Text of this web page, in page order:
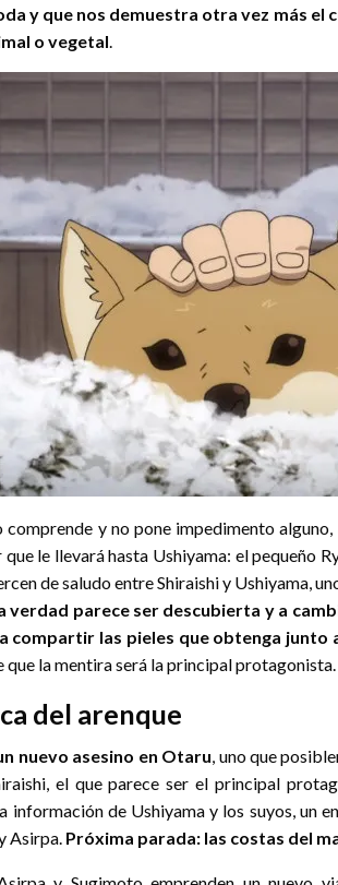
y que nos demuestra otra vez más el
o vegetal.
comprende y no pone impedimento
le llevará hasta Ushiyama: el pequeño
de saludo entre Shiraishi y Ushiyama,
verdad parece ser descubierta y a
compartir las pieles que obtenga junto
que la mentira será la principal protagonista.
del arenque
nuevo asesino en Otaru, uno que
el que parece ser el principal
información de Ushiyama y los suyos,
Asirpa. Próxima parada: las costas del